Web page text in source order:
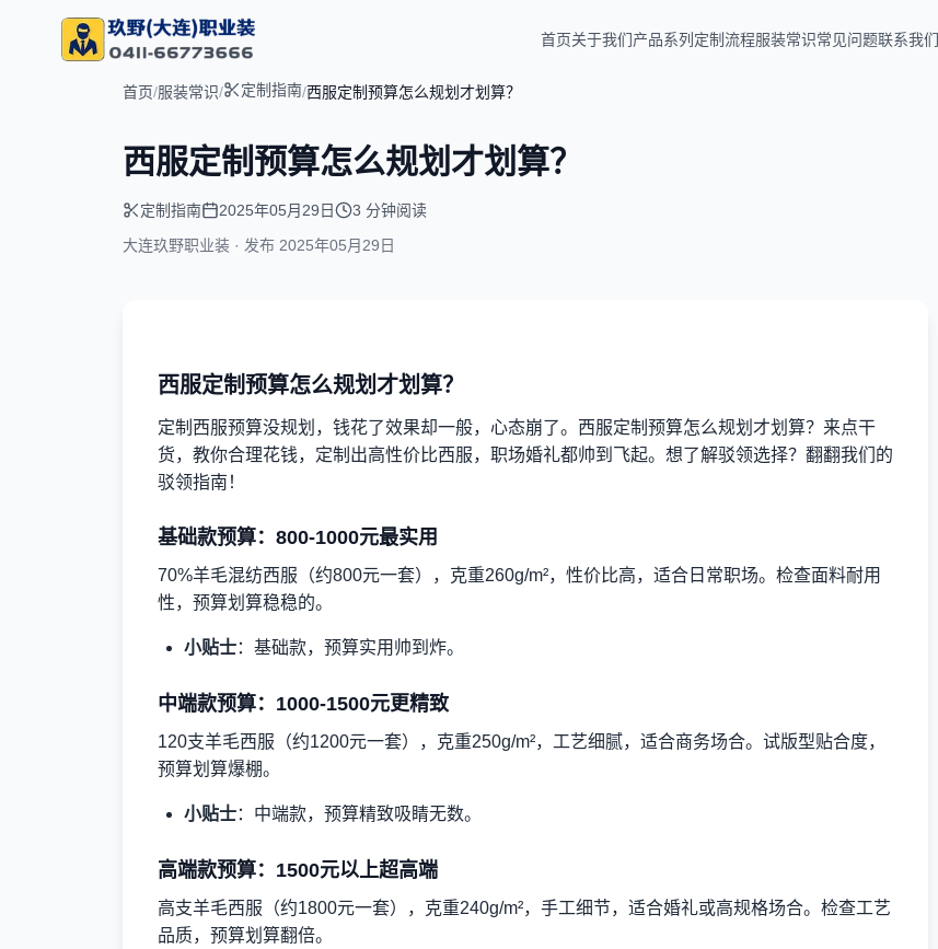
首页关于我们产品系列 定制流程服装常识常见问题联系我们
首页/服装常识/ 定制指南/西服定制预算怎么规划才划算？
西服定制预算怎么规划才划算？
定制指南 2025年05月29日
3 分钟阅读
大连玖野职业装 · 发布 2025年05月29日
西服定制预算怎么规划才划算？
定制西服预算没规划，钱花了效果却一般，心态崩了。西服定制预算怎么规划才划算？来点干
货，教你合理花钱，定制出高性价比西服，职场婚礼都帅到飞起。想了解驳领选择？翻翻我们的
驳领指南！
基础款预算：800-1000元最实用
70%羊毛混纺西服（约800元一套），克重260g/m²，性价比高，适合日常职场。检查面料耐用
性，预算划算稳稳的。
小贴士：基础款，预算实用帅到炸。
中端款预算：1000-1500元更精致
120支羊毛西服（约1200元一套），克重250g/m²，工艺细腻，适合商务场合。试版型贴合度，
预算划算爆棚。
小贴士：中端款，预算精致吸睛无数。
高端款预算：1500元以上超高端
高支羊毛西服（约1800元一套），克重240g/m²，手工细节，适合婚礼或高规格场合。检查工艺
品质，预算划算翻倍。